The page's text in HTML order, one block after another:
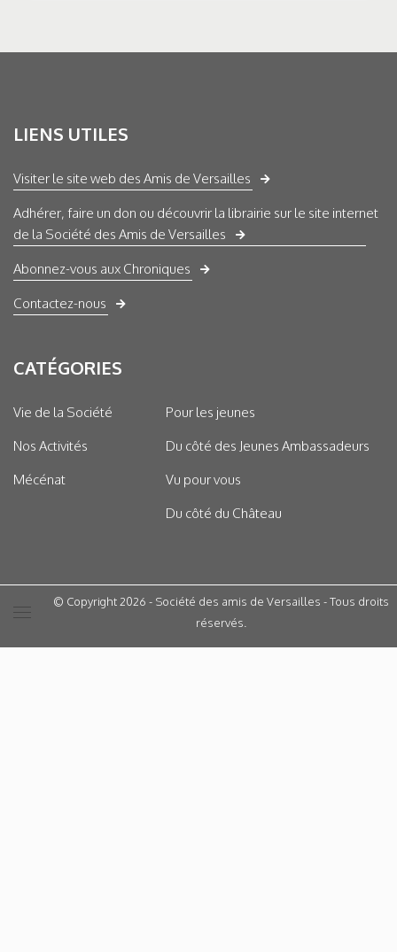
LIENS UTILES
Visiter le site web des Amis de Versailles
Adhérer, faire un don ou découvrir la librairie sur le site internet
de la Société des Amis de Versailles
Abonnez-vous aux Chroniques
Contactez-nous
CATÉGORIES
Vie de la Société
Nos Activités
Mécénat
Pour les jeunes
Du côté des Jeunes Ambassadeurs
Vu pour vous
Du côté du Château
© Copyright 2026 - Société des amis de Versailles - Tous droits
réservés.